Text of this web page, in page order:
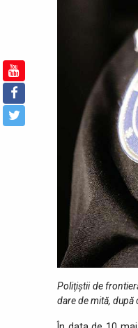
Poliţiştii de
dare de mită, după